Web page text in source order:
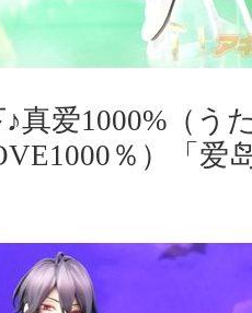
真爱1000%（う
％）「爱